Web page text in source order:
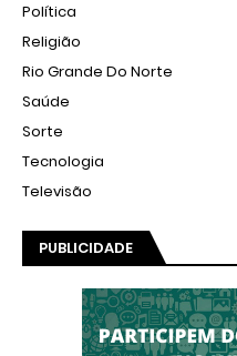
Política
Religião
Rio Grande Do Norte
Saúde
Sorte
Tecnologia
Televisão
PUBLICIDADE